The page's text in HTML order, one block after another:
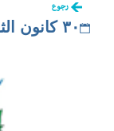
رجوع
٣٠ كانون الثاني ، ٢٠١٧